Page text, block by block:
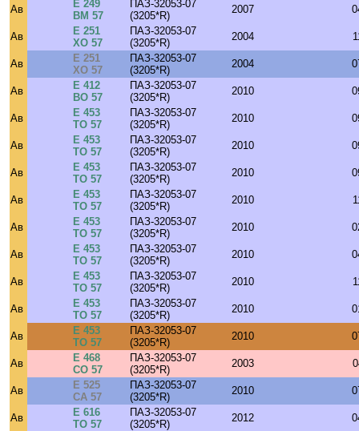
Ав
Е 249
ВМ 57
ПАЗ-32053-07
(3205*R)
2007
Ав
Е 251
ХО 57
ПАЗ-32053-07
(3205*R)
2004
Ав
Е 251
ХО 57
ПАЗ-32053-07
(3205*R)
2004
Ав
Е 412
ВО 57
ПАЗ-32053-07
(3205*R)
2010
Ав
Е 453
ТО 57
ПАЗ-32053-07
(3205*R)
2010
Ав
Е 453
ТО 57
ПАЗ-32053-07
(3205*R)
2010
Ав
Е 453
ТО 57
ПАЗ-32053-07
(3205*R)
2010
Ав
Е 453
ТО 57
ПАЗ-32053-07
(3205*R)
2010
Ав
Е 453
ТО 57
ПАЗ-32053-07
(3205*R)
2010
Ав
Е 453
ТО 57
ПАЗ-32053-07
(3205*R)
2010
Ав
Е 453
ТО 57
ПАЗ-32053-07
(3205*R)
2010
Ав
Е 453
ТО 57
ПАЗ-32053-07
(3205*R)
2010
Ав
Е 453
ТО 57
ПАЗ-32053-07
(3205*R)
2010
Ав
Е 468
СО 57
ПАЗ-32053-07
(3205*R)
2003
Ав
Е 525
СА 57
ПАЗ-32053-07
(3205*R)
2010
Ав
Е 616
ТО 57
ПАЗ-32053-07
(3205*R)
2012